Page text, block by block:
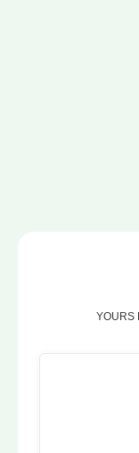
YOURS